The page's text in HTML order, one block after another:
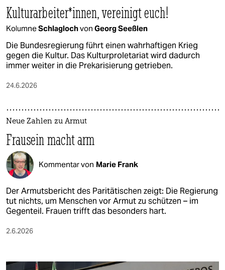
Kulturarbeiter*innen, vereinigt euch!
KolumneSchlaglochvon Georg Seeßlen
Die Bundesregierung führt einen wahrhaftigen Krieg
gegen die Kultur. Das Kulturproletariat wird dadurch
immer weiter in die Prekarisierung getrieben.
24.6.2026
Neue Zahlen zu Armut
Frausein macht arm
Kommentar von Marie Frank
Der Armutsbericht des Paritätischen zeigt: Die Regierung
tut nichts, um Menschen vor Armut zu schützen – im
Gegenteil. Frauen trifft das besonders hart.
2.6.2026